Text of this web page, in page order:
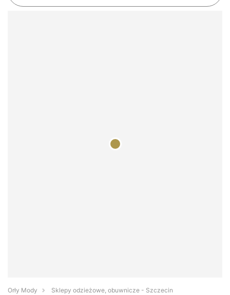
Orły Mody
Sklepy odzieżowe, obuwnicze - Szczecin